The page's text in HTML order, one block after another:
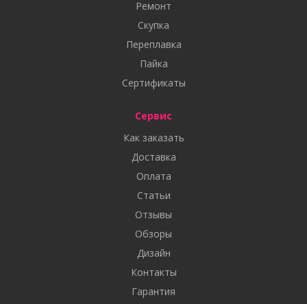
Ремонт
Скупка
Переплавка
Пайка
Сертификаты
Сервис
Как заказать
Доставка
Оплата
Статьи
Отзывы
Обзоры
Дизайн
Контакты
Гарантия